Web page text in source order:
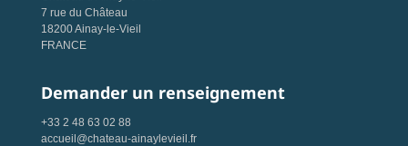
7 rue du Château
18200 Ainay-le-Vieil
FRANCE
Demander un renseignement
+33 2 48 63 02 88
accueil@chateau-ainaylevieil.fr